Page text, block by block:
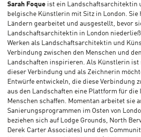
Sarah Foque ist ein Landschaftsarchitektin
belgische Künstlerin mit Sitz in London.
Ländern gearbeitet und ausgestellt, bevor
Landschaftsarchitektin in London
Werken als Landschaftsarchitektin und
Verbindung zwischen den Menschen und
Landschaften inspirieren. Als Künstlerin ist
dieser Verbindung und als Zeichnerin
Entwürfe entwickeln, die diese Verbindung
aus den Landschaften eine Plattform für
Menschen schaffen. Momentan arbeitet sie
Sanierungsprogrammen im Osten von
beziehen sich auf Lodge Grounds, North
Derek Carter Associates) und den